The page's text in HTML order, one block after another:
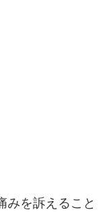
みを訴えること